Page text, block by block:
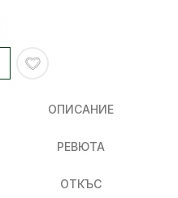
ОПИСАНИЕ
РЕВЮТА
ОТКЪС